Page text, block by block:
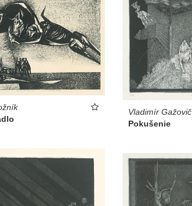
Vladimír Gažovič
Pokušenie